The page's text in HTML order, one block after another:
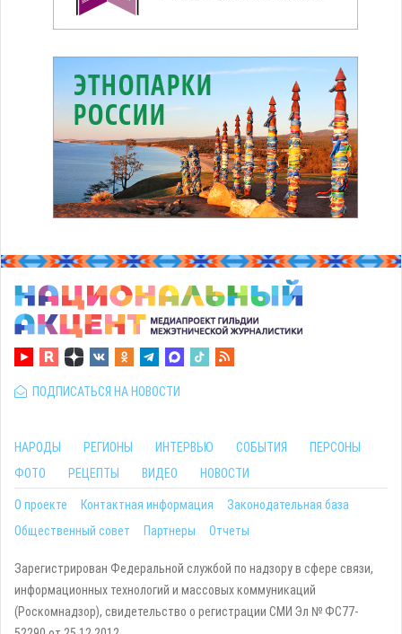
ПОДПИСАТЬСЯ НА НОВОСТИ
НАРОДЫ РЕГИОНЫ ИНТЕРВЬЮ СОБЫТИЯ
ПЕРСОНЫ
ФОТО
РЕЦЕПТЫ ВИДЕО НОВОСТИ
О проекте Контактная информация
Законодательная база
Общественный совет
Партнеры Отчеты
Зарегистрирован Федеральной службой по надзору в сфере связи,
информационных технологий и массовых коммуникаций
(Роскомнадзор), свидетельство о регистрации СМИ Эл № ФС77-